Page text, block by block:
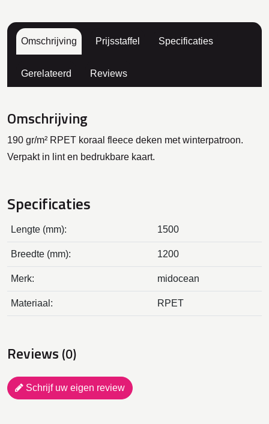
Omschrijving Prijsstaffel Specificaties
Gerelateerd Reviews
Omschrijving
190 gr/m² RPET koraal fleece deken met winterpatroon.
Verpakt in lint en bedrukbare kaart.
Specificaties
Lengte (mm): 1500
Breedte (mm): 1200
Merk: midocean
Materiaal: RPET
Reviews (0)
Schrijf uw eigen review